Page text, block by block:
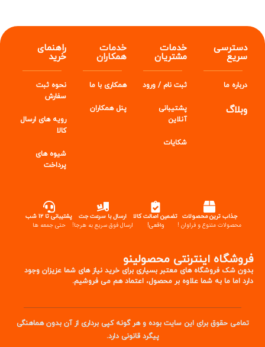
دسترسی
سریع
درباره ما
وبلاگ
خدمات
مشتریان
ثبت نام / ورود
پشتیبانی
آنلاین
شکایات
خدمات
همکاران
همکاری با ما
پنلهمکاران
راهنمای
خرید
نحوه ثبت
سفارش
رویه های ارسال
کالا
شیوه های
پرداخت
جذاب ترین محصولات
محصولات متنوع و فراوان !
تضمین اصالت کالا
واقعی!
ارسال با سرعت جت
ارسال فوق سریع به هرجا!
پشتیبانی تا ۱۲ شب
حتی جمعه ها
فروشگاه اینترنتی محصولینو
بدون شک فروشگاه های معتبر بسیاری برای خرید نیاز های شما عزیزان وجود
دارد اما ما به شما علاوه بر محصول، اعتماد هم می فروشیم.
تمامی حقوق برای این سایت بوده و هر گونه کپی برداری از آن بدون هماهنگی
پیگرد قانونی دارد.